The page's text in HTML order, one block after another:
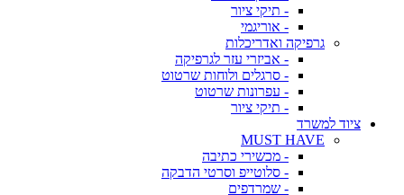
- תיקי ציור
- אוריגמי
גרפיקה ואדריכלות
- אביזרי עזר לגרפיקה
- סרגלים ולוחות שרטוט
- עפרונות שרטוט
- תיקי ציור
ציוד למשרד
MUST HAVE
- מכשירי כתיבה
- סלוטייפ וסרטי הדבקה
- שמרדפים